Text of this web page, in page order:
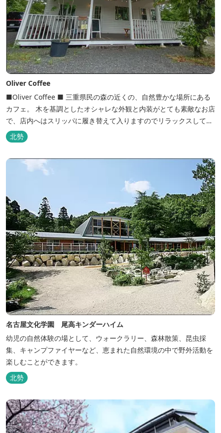
Oliver Coffee
■Oliver Coffee ■ 三重県民の森の近くの、自然豊かな場所にある
カフェ。 木を基調としたオシャレな外観と内装がとても素敵なお店
で、店内へはスリッパに履き替えて入りますのでリラックスして食
事を楽しめます。 席は店内にテーブル席や円卓、外のテラス席など
があり、お子様連れでも入りやすく居心地がいいカフェです。 森の
静かな雰囲気の中で、ゆっくり過ごすことができます。
北勢
名古屋文化学園 尾高キンダーハイム
幼児の自然体験の場として、ウォークラリー、森林散策、昆虫採
集、キャンプファイヤーなど、恵まれた自然環境の中で野外活動を
楽しむことができます。
北勢